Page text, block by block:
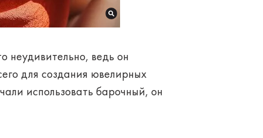
неудивительно, ведь он
для создания ювелирных
использовать барочный, он